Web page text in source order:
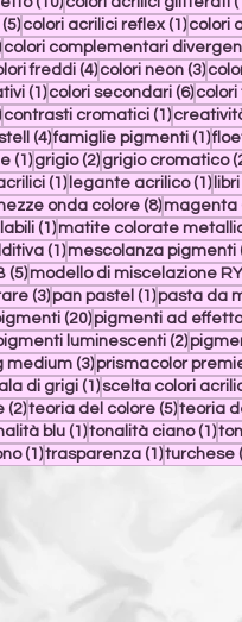
(5)5 post
colori acrilici reflex (1)1 post
colori
3 post
colori complementari
freddi (4)4 post
colori neon (3)3
(1)1 post
colori secondari (6)6 post
colori
1 post
contrasti cromatici (1)1 post
(4)4 post
famiglie pigmenti (1)1
(1)1 post
grigio (2)2 post
grigio cromatico
(1)1 post
legante acrilico (1)1
onda colore (8)8 post
magenta
(1)1 post
matite colorate
(1)1 post
mescolanza pigmenti
(5)5 post
modello di miscelazione
(3)3 post
pan pastel (1)1 post
pasta da
(20)20 post
pigmenti ad effetto
post luminescenti (2)2 post
medium (3)3 post
prismacolor
di grigi (1)1 post
scelta colori
(2)2 post
teoria del colore (5)5 post
teoria
blu (1)1 post
tonalità ciano (1)1
(1)1 post
trasparenza (1)1 post
turchese